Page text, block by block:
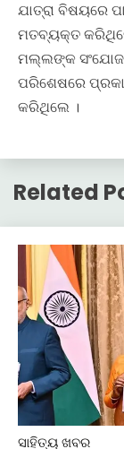
ଯାତ୍ରା ବିଷୟରେ
ମତବ୍ୟକ୍ତ
ମଲ୍ଲଙ୍କ
ପରିଶେଷରେ
କରିଥିଲେ ।
Related
ସାହିତ୍ୟ ଖବର